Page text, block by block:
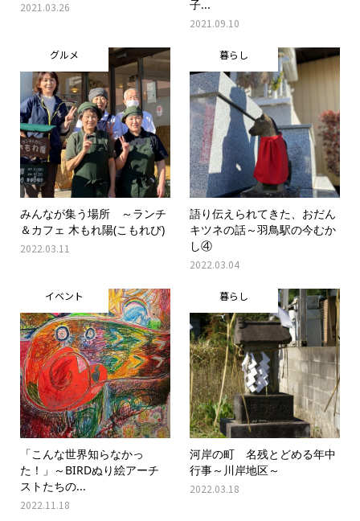
2021.03.26 子...
2021.09.10
グルメ
みんなが集う場所 ～ランチ
＆カフェ 木もれ陽(こもれび)
2022.03.11
暮らし
語り伝えられてきた、おだん
キツネの話～羽鳥駅の今むか
し④
2022.03.04
イベント
「こんな世界知らなかっ
た！」～BIRDぬり絵アーチ
ストたちの...
2022.11.18
暮らし
河岸の町 名残とどめる年中
行事～川岸地区～
2022.03.18